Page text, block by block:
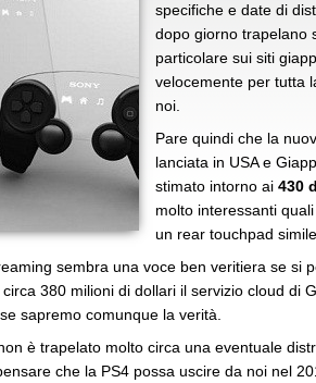
specifiche e date di
dopo giorno trapelano
particolare sui siti
velocemente per tutta
noi.
Pare quindi che la
lanciata in USA e
stimato intorno ai 430
molto interessanti
un rear touchpad
sembra una voce ben veritiera se si
380 milioni di dollari il servizio cloud di
sapremo comunque la verità.
è trapelato molto circa una eventuale
che la PS4 possa uscire da noi nel